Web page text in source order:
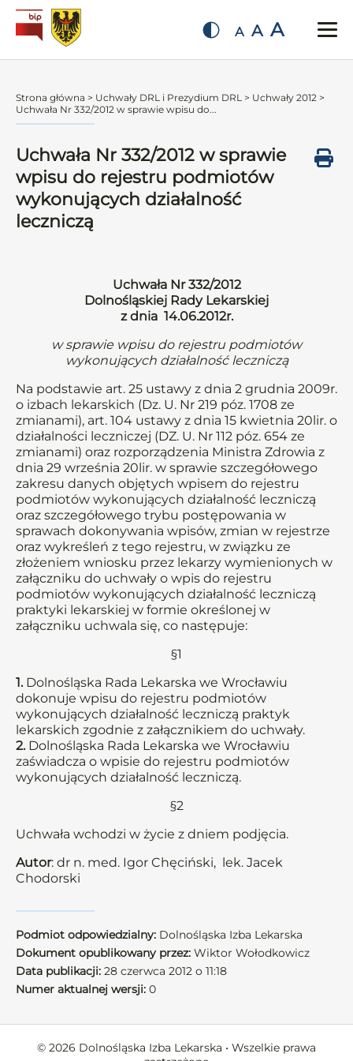
A A A
Strona główna > Uchwały DRL i Prezydium DRL > Uchwały 2012 >
Uchwała Nr 332/2012 w sprawie wpisu do...
Uchwała Nr 332/2012 w sprawie
wpisu do rejestru podmiotów
wykonujących działalność
leczniczą
Uchwała Nr 332/2012
Dolnośląskiej Rady Lekarskiej
z dnia 14.06.2012r.
w sprawie wpisu do rejestru podmiotów
wykonujących działalność leczniczą
Na podstawie art. 25 ustawy z dnia 2 grudnia 2009r.
o izbach lekarskich (Dz. U. Nr 219 póz. 1708 ze
zmianami), art. 104 ustawy z dnia 15 kwietnia 20lir. o
działalności leczniczej (DZ. U. Nr 112 póz. 654 ze
zmianami) oraz rozporządzenia Ministra Zdrowia z
dnia 29 września 20lir. w sprawie szczegółowego
zakresu danych objętych wpisem do rejestru
podmiotów wykonujących działalność leczniczą
oraz szczegółowego trybu postępowania w
sprawach dokonywania wpisów, zmian w rejestrze
oraz wykreśleń z tego rejestru, w związku ze
złożeniem wniosku przez lekarzy wymienionych w
załączniku do uchwały o wpis do rejestru
podmiotów wykonujących działalność leczniczą
praktyki lekarskiej w formie określonej w
załączniku uchwala się, co następuje:
§1
1. Dolnośląska Rada Lekarska we Wrocławiu
dokonuje wpisu do rejestru podmiotów
wykonujących działalność leczniczą praktyk
lekarskich zgodnie z załącznikiem do uchwały.
2. Dolnośląska Rada Lekarska we Wrocławiu
zaświadcza o wpisie do rejestru podmiotów
wykonujących działalność leczniczą.
§2
Uchwała wchodzi w życie z dniem podjęcia.
Autor: dr n. med. Igor Chęciński, lek. Jacek
Chodorski
Podmiot odpowiedzialny: Dolnośląska Izba Lekarska
Dokument opublikowany przez: Wiktor Wołodkowicz
Data publikacji: 28 czerwca 2012 o 11:18
Numer aktualnej wersji: 0
© 2026 Dolnośląska Izba Lekarska • Wszelkie prawa